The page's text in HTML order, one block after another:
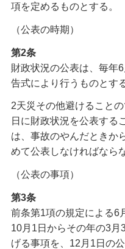
項を定めるものとする。
（公表の時期）
第2条
財政状況の公表は、毎年
告式により行うものとする
2天災その他避けること
日に財政状況を公表する
は、事故のやんだときか
めて公表しなければなら
（公表の事項）
第3条
前条第1項の規定による6
10月1日からその年の3月
げる事項を、12月1日の